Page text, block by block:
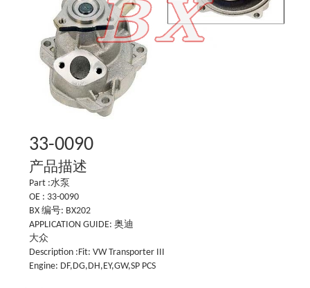
33-0090
产品描述
Part :水泵
OE : 33-0090
BX 编号: BX202
APPLICATION GUIDE: 奥迪
大众
Description :Fit: VW Transporter III
Engine: DF,DG,DH,EY,GW,SP PCS